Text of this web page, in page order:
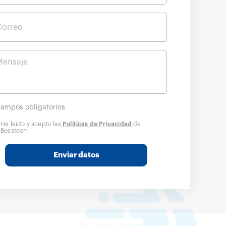
obligatorios
He leído y acepto las Políticas de Privacidadde
Bosstech
Enviar datos